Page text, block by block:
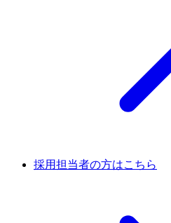
採用担当者の方はこちら